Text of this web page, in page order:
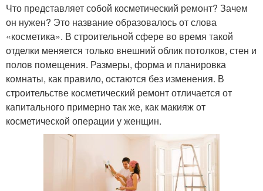
Что представляет собой косметический ремонт? Зачем
он нужен? Это название образовалось от слова
«косметика». В строительной сфере во время такой
отделки меняется только внешний облик потолков, стен и
полов помещения. Размеры, форма и планировка
комнаты, как правило, остаются без изменения. В
строительстве косметический ремонт отличается от
капитального примерно так же, как макияж от
косметической операции у женщин.